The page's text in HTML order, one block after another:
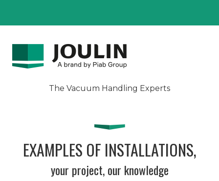
The Vacuum Handling Experts
EXAMPLES OF INSTALLATIONS,
your project, our knowledge